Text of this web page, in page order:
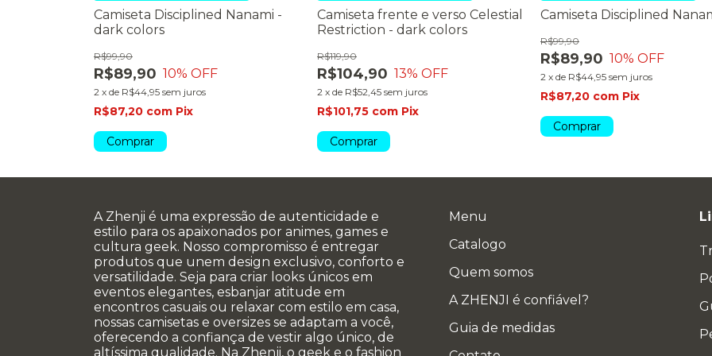
Camiseta Disciplined Nanami -
dark colors
R$89,90
R$99,90
10% OFF
2 x de R$44,95 sem juros
R$87,20 com Pix
Comprar
Camiseta frente e verso Celestial
Restriction - dark colors
R$104,90
R$119,90
13% OFF
2 x de R$52,45 sem juros
R$101,75 com Pix
Comprar
Camiseta Disciplined
R$89,90
R$99,90
10% OFF
2 x de R$44,95 sem juros
R$87,20 com Pix
Comprar
A Zhenji é uma expressão de autenticidade e
estilo para os apaixonados por animes, games e
cultura geek. Nosso compromisso é entregar
produtos que unem design exclusivo, conforto e
versatilidade. Seja para criar looks únicos em
eventos elegantes, esbanjar atitude em
encontros casuais ou relaxar com estilo em casa,
nossas camisetas e oversizes se adaptam a você,
oferecendo a confiança de vestir algo único, de
altíssima qualidade. Na Zhenji, o geek e o fashion
Menu
Catalogo
Quem somos
A ZHENJI é confiável?
Guia de medidas